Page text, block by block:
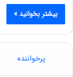
بیشتر بخوانید »
پرخواننده